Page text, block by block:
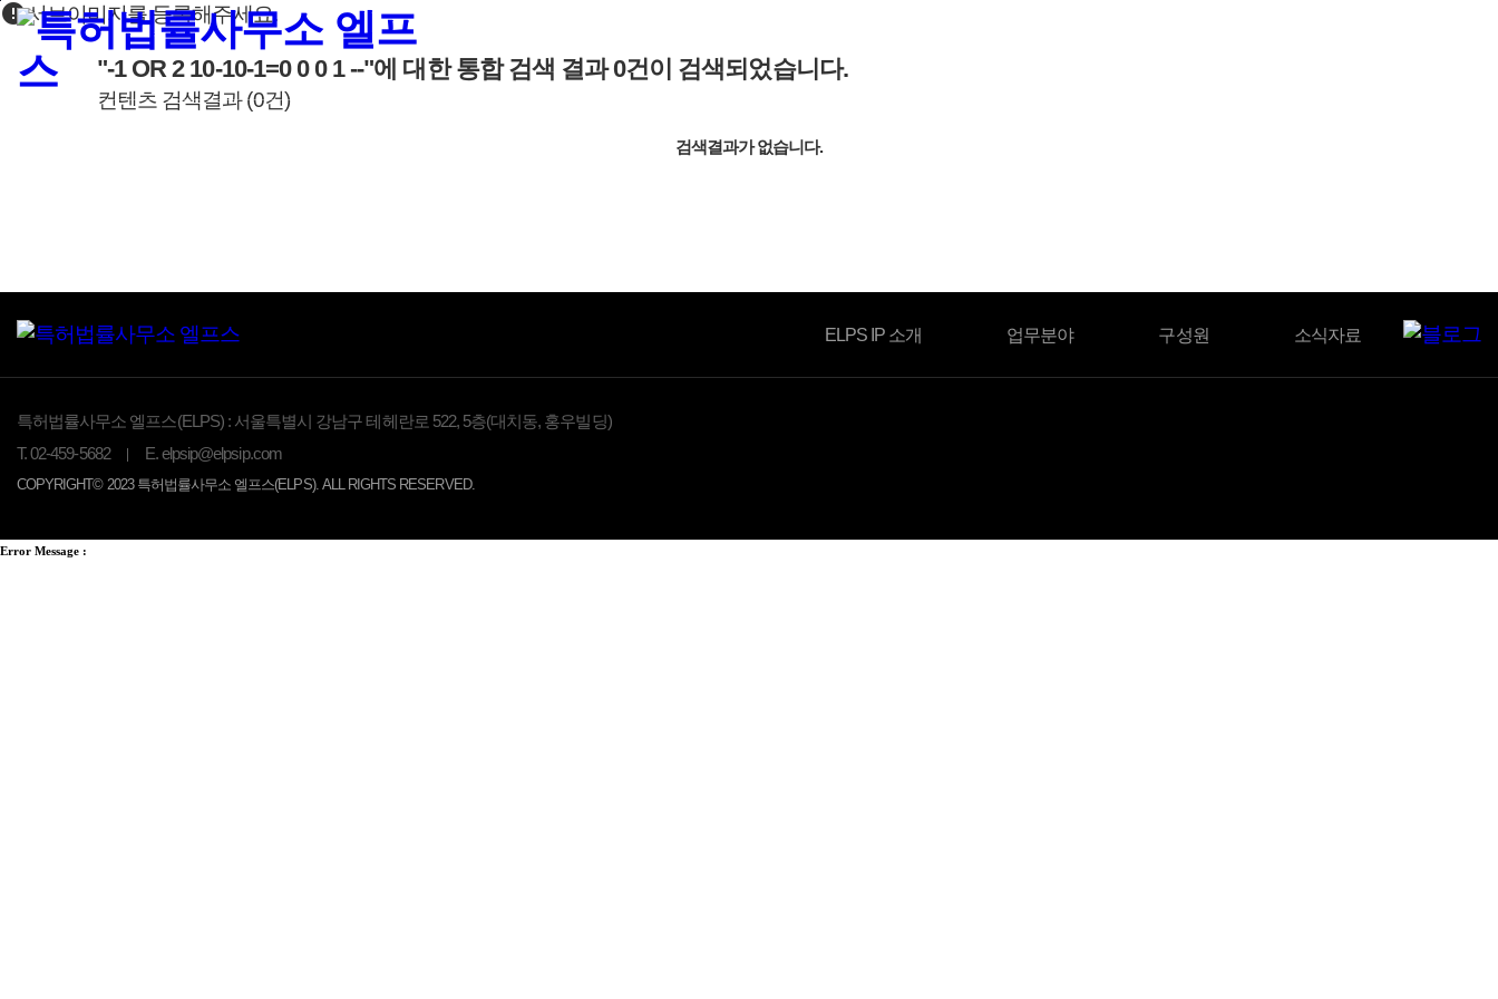
본문바로가기
error서브이미지를 등록해주세요.
"-1 OR 2 10-10-1=0 0 0 1 --"에 대한 통합 검색 결과0건이 검색되었습니다.
컨텐츠 검색결과(0건)
검색결과가 없습니다.
ELPS IP 소개 업무분야 구성원 소식자료
특허법률사무소 엘프스(ELPS) : 서울특별시 강남구 테헤란로 522, 5층(대치동, 홍우빌딩)
T.02-459-5682 E.elpsip@elpsip.com
COPYRIGHT© 2023 특허법률사무소 엘프스(ELPS). ALL RIGHTS RESERVED.
Error Message :